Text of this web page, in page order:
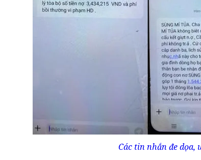
Các tin nhắn đe dọa,